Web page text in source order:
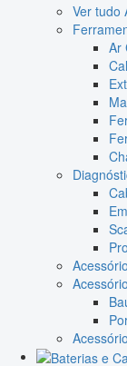
Ver tudo
Ar